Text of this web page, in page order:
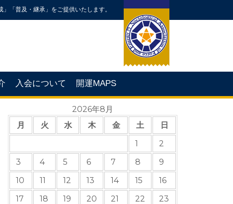
「普及・継承」をご提供いたします。
入会について 開運MAPS
2026年8月
月
火 水 木 金 土
日
1
2
3
4 5 6 7 8
9
10
11 12 13 14 15
16
17
18 19 20 21 22
23